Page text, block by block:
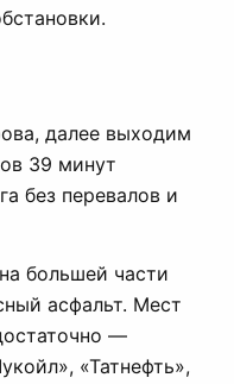
далее выходим
39 минут
без перевалов и
большей части
асфальт. Мест
—
«Татнефть»,